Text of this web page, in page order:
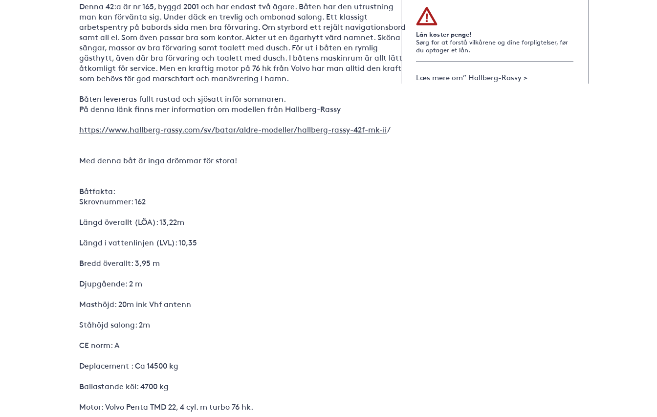
Denna 42:a är nr 165, byggd 2001 och har endast två ägare. Båten har den utrustning
man kan förvänta sig. Under däck en trevlig och ombonad salong. Ett klassigt
arbetspentry på babords sida men bra förvaring. Om styrbord ett rejält navigationsbord
samt all el. Som även passar bra som kontor. Akter ut en ägarhytt värd namnet. Sköna
sängar, massor av bra förvaring samt toalett med dusch. För ut i båten en rymlig
gästhytt, även där bra förvaring och toalett med dusch. I båtens maskinrum är allt lätt
åtkomligt för service. Men en kraftig motor på 76 hk från Volvo har man alltid den kraft
som behövs för god marschfart och manövrering i hamn.
Båten levereras fullt rustad och sjösatt inför sommaren.
På denna länk finns mer information om modellen från Hallberg-Rassy
https://www.hallberg-rassy.com/sv/batar/aldre-modeller/hallberg-rassy-42f-mk-ii/
Med denna båt är inga drömmar för stora!
Båtfakta:
Skrovnummer: 162
Längd överallt (LÖA): 13,22m
Längd i vattenlinjen (LVL): 10,35
Bredd överallt: 3,95 m
Djupgående: 2 m
Masthöjd: 20m ink Vhf antenn
Ståhöjd salong: 2m
CE norm: A
Deplacement : Ca 14500 kg
Ballastande köl: 4700 kg
Motor: Volvo Penta TMD 22, 4 cyl. m turbo 76 hk.
Lån koster penge!
Sørg for at forstå vilkårene og dine forpligtelser, før
du optager et lån.
Læs mere om” Hallberg-Rassy >